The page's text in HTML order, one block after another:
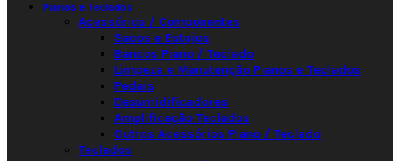
Pianos e Teclados
Acessórios / Componentes
Sacos e Estojos
Bancos Piano / Teclado
Limpeza e Manutenção Pianos e Teclados
Pedais
Desumidificadores
Amplificação Teclados
Outros Acessórios Piano / Teclado
Teclados